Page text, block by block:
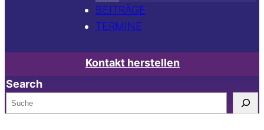
BEITRÄGE
TERMINE
Kontakt herstellen
Search